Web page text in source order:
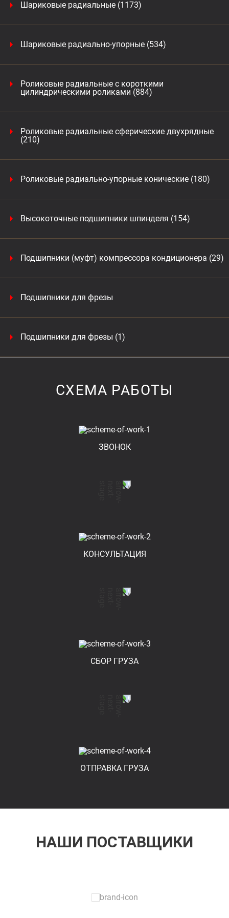
Шариковые радиальные (1173)
Шариковые радиально-упорные (534)
Роликовые радиальные с короткими
цилиндрическими роликами (884)
Роликовые радиальные сферические двухрядные
(210)
Роликовые радиально-упорные конические (180)
Высокоточные подшипники шпинделя (154)
Подшипники (муфт) компрессора кондиционера (29)
Подшипники для фрезы
Подшипники для фрезы (1)
СХЕМА РАБОТЫ
ЗВОНОК
КОНСУЛЬТАЦИЯ
СБОР ГРУЗА
ОТПРАВКА ГРУЗА
НАШИ ПОСТАВЩИКИ